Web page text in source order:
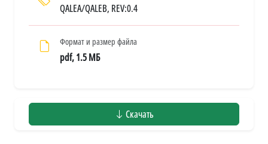
QALEA/QALEB, REV:0.4
Формат и размер файла
pdf, 1.5 МБ
Скачать